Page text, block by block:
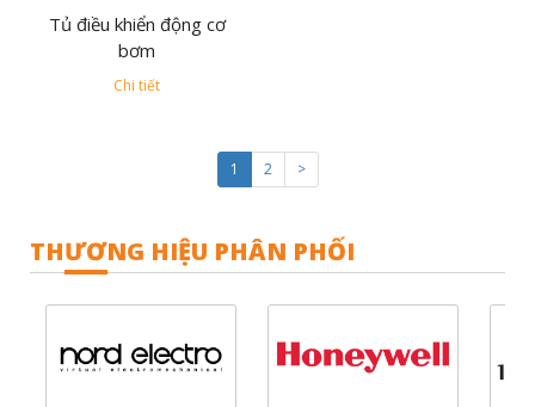
Tủ điều khiển động cơ
bơm
Chi tiết
1 2 >
THƯƠNG HIỆU PHÂN PHỐI